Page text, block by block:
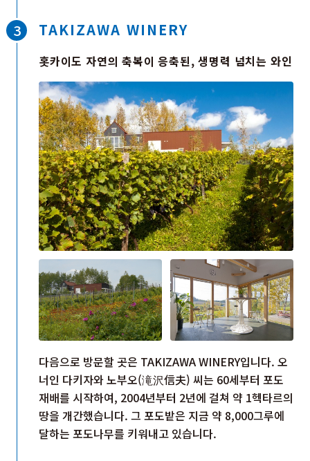
TAKIZAWA WINERY
홋카이도 자연의 축복이 응축된, 생명력 넘치는 와인
다음으로 방문할 곳은 TAKIZAWA WINERY입니다. 오
너인 다키자와 노부오(滝沢信夫) 씨는 60세부터 포도
재배를 시작하여, 2004년부터 2년에 걸쳐 약 1헥타르의
땅을 개간했습니다. 그 포도밭은 지금 약 8,000그루에
달하는 포도나무를 키워내고 있습니다.